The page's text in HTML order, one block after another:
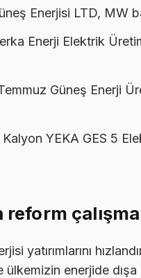
Enerjisi LTD, MW
Enerji Elektrik
Güneş Enerji
YEKA GES 5
reform
yatırımlarını
ülkemizin enerjide dışa